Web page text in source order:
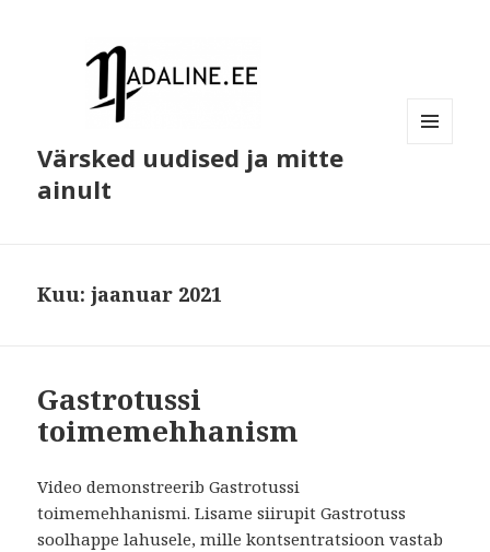
Värsked uudised ja mitte
ainult
Kuu:jaanuar 2021
Gastrotussi
toimemehhanism
Video demonstreerib Gastrotussi
toimemehhanismi. Lisame siirupit Gastrotuss
soolhappe lahusele, mille kontsentratsioon vastab